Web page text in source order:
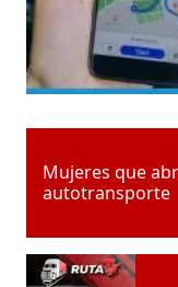
Mujeres que
autotransporte